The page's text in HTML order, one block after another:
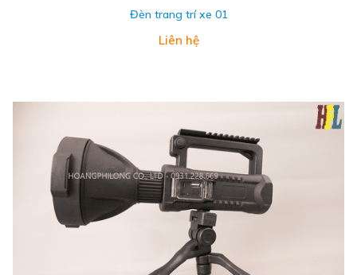
Đèn trang trí xe 01
Liên hệ